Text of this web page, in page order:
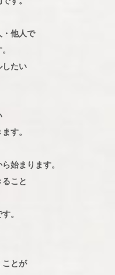
・他人で
したい
す。
始まります。
こと
。
ことが